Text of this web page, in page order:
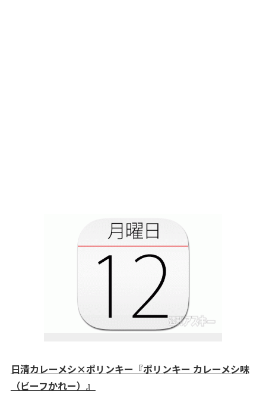
日清カレーメシ×ポリンキー『ポリンキー カレーメシ味
（ビーフかれー）』